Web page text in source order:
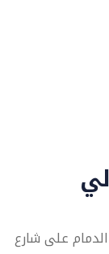
مدينة الدمام على شارع